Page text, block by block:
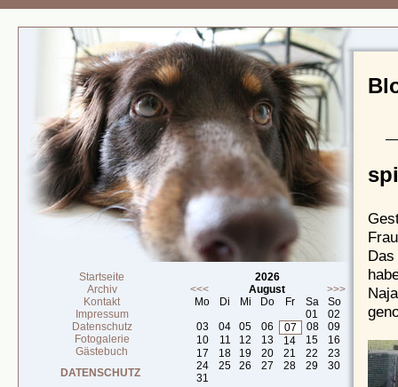
Startseite
Archiv
Kontakt
Impressum
Datenschutz
Fotogalerie
Gästebuch
DATENSCHUTZ
2026
<<<
August
>>>
Mo
Di Mi Do Fr Sa
So
01
02
03
04 05 06 07 08
09
10
11 12 13 14 15
16
17
18 19 20 21 22
23
24
25 26 27 28 29
30
31